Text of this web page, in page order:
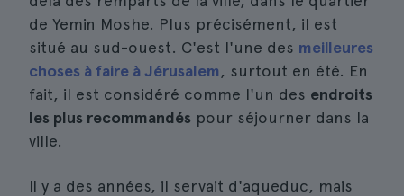
de Yemin Moshe. Plus précisément, il est
situé au sud-ouest. C'est l'une des meilleures
choses à faire à Jérusalem, surtout en été. En
fait, il est considéré comme l'un des endroits
les plus recommandés pour séjourner dans la
ville.
Il y a des années, il servait d'aqueduc, mais